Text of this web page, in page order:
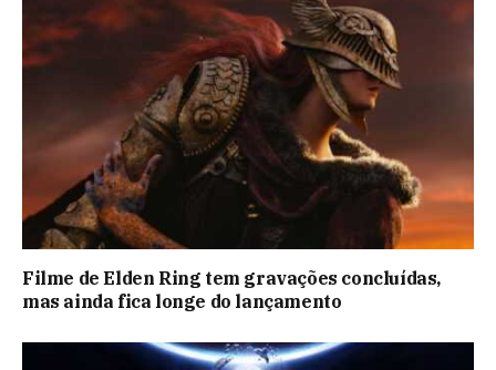
Filme de Elden Ring tem gravações concluídas,
mas ainda fica longe do lançamento